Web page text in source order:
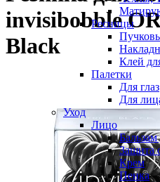
Ресницы
Клей
Палетки
Для глаз
Для
Уход
Лицо
Бальзам
Защита
Крем
Пенка
invisibobble
Black